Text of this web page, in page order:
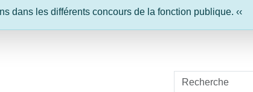
dans les différents concours de la fonction publique. ‹‹